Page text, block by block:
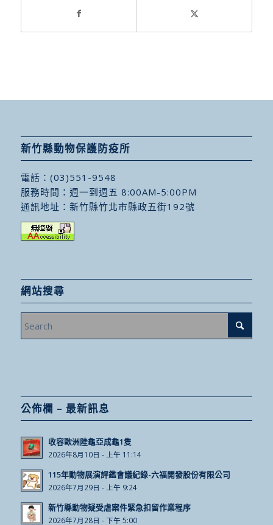
新竹縣動物保護防疫所
電話： (03)551-9548
服務時間：週一到週五 8:00AM-5:00PM
通訊地址： 新竹縣竹北市縣政五街192號
網站搜尋
公佈欄 – 最新訊息
收容歐洲陸龜亞成龜1隻
2026年8月10日 - 上午 11:14
115年動物展演評鑑會議紀錄-六福開發股份有限公司
2026年7月29日 - 上午 9:24
新竹縣動物疑受虐案件緊急扣留作業程序
2026年7月28日 - 下午 5:00